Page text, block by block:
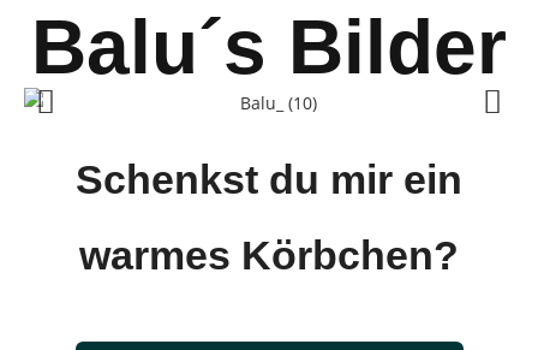
Balu´s Bilder
Schenkst du mir ein
warmes Körbchen?